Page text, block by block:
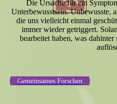
Die Ursache für ein
Unterbewusstsein. Unbewusste,
die uns vielleicht einmal
immer wieder getriggert.
bearbeitet haben, was
Gemeinsames Forschen